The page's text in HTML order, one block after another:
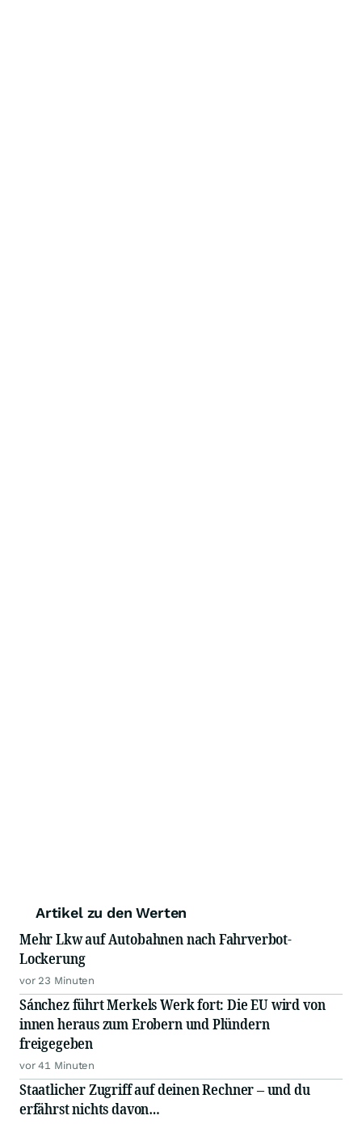
Artikel zu den Werten
Mehr Lkw auf Autobahnen nach Fahrverbot-
Lockerung
vor 23 Minuten
Sánchez führt Merkels Werk fort: Die EU wird von
innen heraus zum Erobern und Plündern
freigegeben
vor 41 Minuten
Staatlicher Zugriff auf deinen Rechner – und du
erfährst nichts davon…